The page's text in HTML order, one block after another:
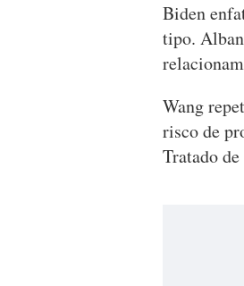
Biden
tipo.
Wang
risco de
Tratado